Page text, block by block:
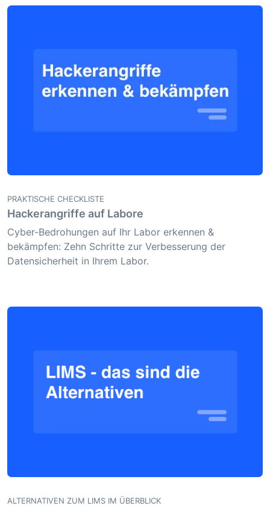
PRAKTISCHE CHECKLISTE
Hackerangriffe auf Labore
Cyber-Bedrohungen auf Ihr Labor erkennen &
bekämpfen: Zehn Schritte zur Verbesserung der
Datensicherheit in Ihrem Labor.
ALTERNATIVEN ZUM LIMS IM ÜBERBLICK